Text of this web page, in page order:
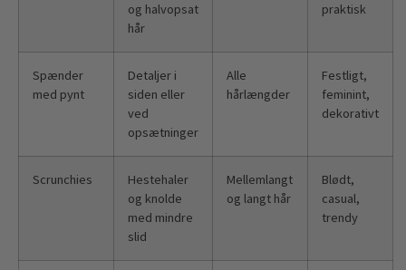
og halvopsat
hår
praktisk
Spænder
med pynt
Detaljer i
siden eller
ved
opsætninger
Alle
hårlængder
Festligt,
feminint,
dekorativt
Scrunchies
Hestehaler
og knolde
med mindre
slid
Mellemlangt
og langt hår
Blødt,
casual,
trendy